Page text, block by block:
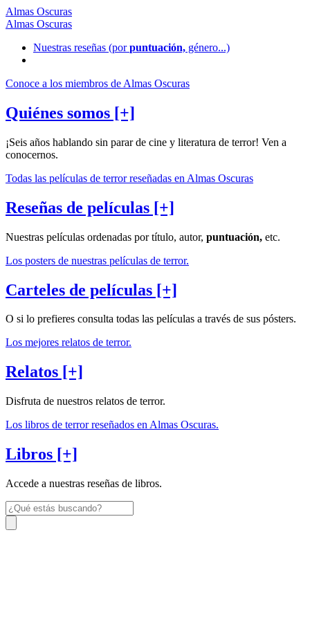
Almas Oscuras
Almas Oscuras
Nuestras reseñas (porpuntuación, género...)
Conoce a los miembros de Almas Oscuras
Quiénes somos [+]
¡Seis años hablando sin parar de cine y literatura de terror! Ven a
conocernos.
Todas las películas de terror reseñadas en Almas Oscuras
Reseñas de películas [+]
Nuestras películas ordenadas por título, autor, puntuación, etc.
Los posters de nuestras películas de terror.
Carteles de películas [+]
O si lo prefieres consulta todas las películas a través de sus pósters.
Los mejores relatos de terror.
Relatos [+]
Disfruta de nuestros relatos de terror.
Los libros de terror reseñados en Almas Oscuras.
Libros [+]
Accede a nuestras reseñas de libros.